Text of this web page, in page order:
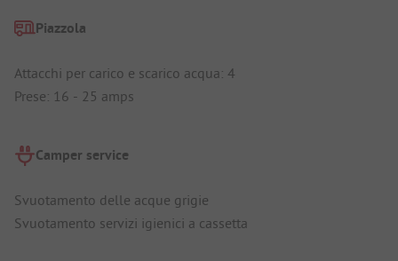
Piazzola
Attacchi per carico e scarico acqua: 4
Prese: 16 - 25 amps
Camper service
Svuotamento delle acque grigie
Svuotamento servizi igienici a cassetta